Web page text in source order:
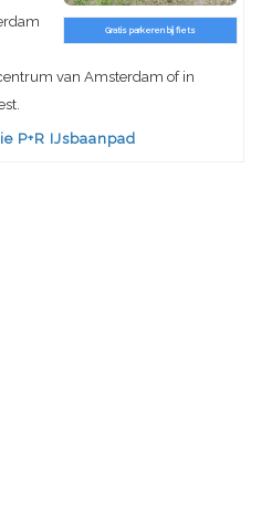
Gratis parkeren bij fiets
van Amsterdam of in
P+R IJsbaanpad